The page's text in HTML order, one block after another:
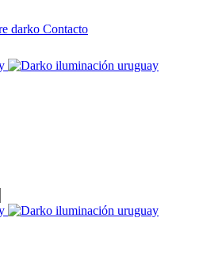
darko Contacto